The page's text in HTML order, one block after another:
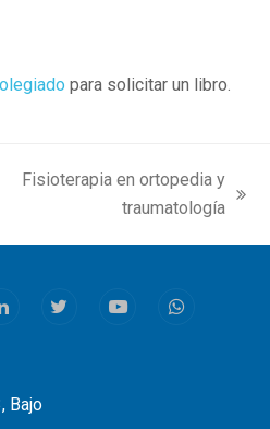
para solicitar un libro.
Fisioterapia en ortopedia y
traumatología
LinkedInTwitterYoutubeWhatsapp
Bajo